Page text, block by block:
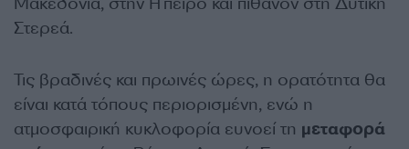
Στερεά.
Τις βραδινές και πρωινές ώρες, η ορατότητα θα
είναι κατά τόπους περιορισμένη, ενώ η
ατμοσφαιρική κυκλοφορία ευνοεί τη μεταφορά